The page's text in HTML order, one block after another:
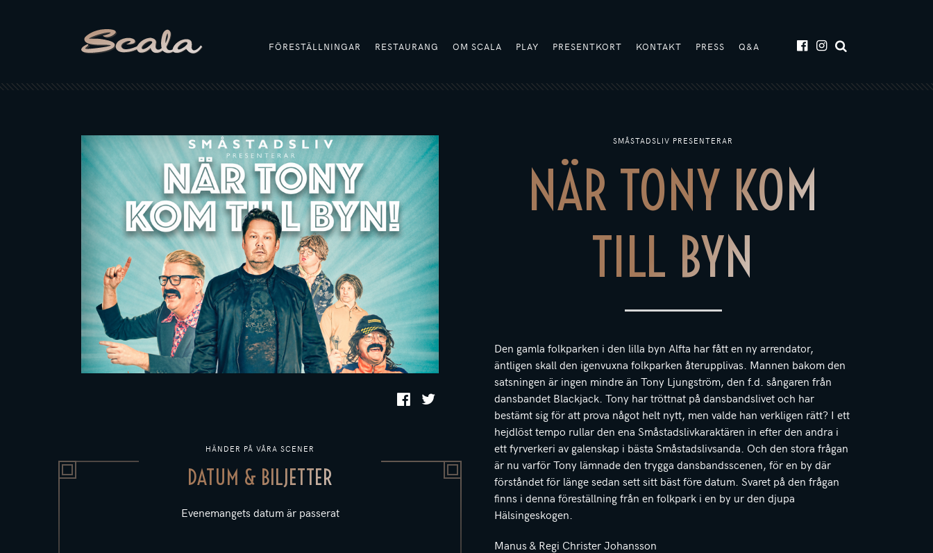
FÖRESTÄLLNINGAR RESTAURANG OM SCALA PLAY PRESENTKORT KONTAKT PRESS Q&A
HÄNDER PÅ VÅRA SCENER
DATUM & BILJETTER
Evenemangets datum är passerat
SMÅSTADSLIV PRESENTERAR
NÄR TONY KOM
TILL BYN
Den gamla folkparken i den lilla byn Alfta har fått en ny arrendator,
äntligen skall den igenvuxna folkparken återupplivas. Mannen bakom den
satsningen är ingen mindre än Tony Ljungström, den f.d. sångaren från
dansbandet Blackjack. Tony har tröttnat på dansbandslivet och har
bestämt sig för att prova något helt nytt, men valde han verkligen rätt? I ett
hejdlöst tempo rullar den ena Småstadslivkaraktären in efter den andra i
ett fyrverkeri av galenskap i bästa Småstadslivsanda. Och den stora frågan
är nu varför Tony lämnade den trygga dansbandsscenen, för en by där
förståndet för länge sedan sett sitt bäst före datum. Svaret på den frågan
finns i denna föreställning från en folkpark i en by ur den djupa
Hälsingeskogen.
Manus & Regi Christer Johansson